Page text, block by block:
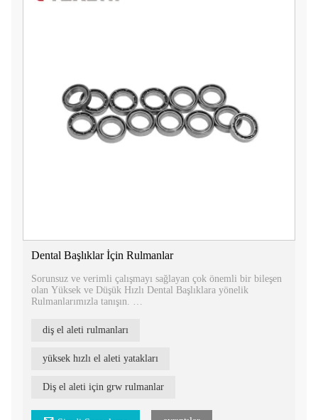
Dental Başlıklar İçin Rulmanlar
Sorunsuz ve verimli çalışmayı sağlayan çok önemli bir bileşen
olan Yüksek ve Düşük Hızlı Dental Başlıklara yönelik
Rulmanlarımızla tanışın.
Rulmanlarımız, güvenilir performans ve dayanıklılık
sağlayacak şekilde yüksek ve düşük hızlı dental başlıklar için
sürtünmeyi ve titreşimi en aza indirerek daha sessiz çalışma ve
İster yüksek hızlı türbinler için ister düşük hızlı angldruvalar
profesyonellerinin zorlu gereksinimlerini karşılamak üzere
diş el aleti rulmanları
yüksek hızlı el aleti yatakları
Diş el aleti için grw rulmanlar